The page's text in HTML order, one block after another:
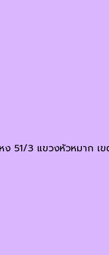
ง 51/3 แขวงหัวหมาก เ